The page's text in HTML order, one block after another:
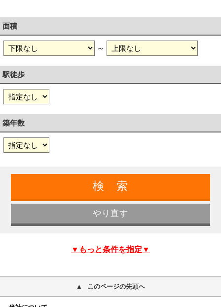
面積
～
駅徒歩
築年数
▼もっと条件を指定▼
このページの先頭へ